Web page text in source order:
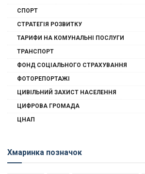
СПОРТ
СТРАТЕГІЯ РОЗВИТКУ
ТАРИФИ НА КОМУНАЛЬНІ ПОСЛУГИ
ТРАНСПОРТ
ФОНД СОЦІАЛЬНОГО СТРАХУВАННЯ
ФОТОРЕПОРТАЖІ
ЦИВІЛЬНИЙ ЗАХИСТ НАСЕЛЕННЯ
ЦИФРОВА ГРОМАДА
ЦНАП
Хмаринка позначок